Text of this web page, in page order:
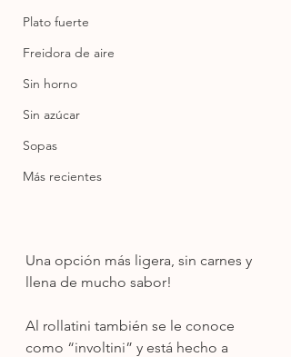
Plato fuerte
Freidora de aire
Sin horno
Sin azúcar
Sopas
Más recientes
Una opción más ligera, sin carnes y
llena de mucho sabor!
Al rollatini también se le conoce
como “involtini” y está hecho a